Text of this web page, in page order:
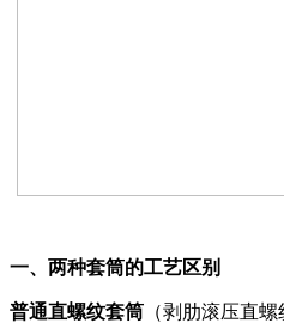
一、两种套筒的工艺区别
普通直螺纹套筒 （剥肋滚压直